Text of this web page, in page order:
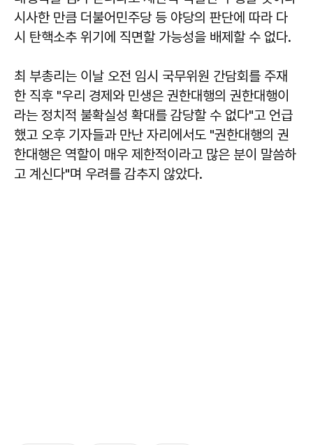
시사한 만큼 더불어민주당 등 야당의 판단에 따라 다
시 탄핵소추 위기에 직면할 가능성을 배제할 수 없다.
최 부총리는 이날 오전 임시 국무위원 간담회를 주재
한 직후 "우리 경제와 민생은 권한대행의 권한대행이
라는 정치적 불확실성 확대를 감당할 수 없다"고 언급
했고 오후 기자들과 만난 자리에서도 "권한대행의 권
한대행은 역할이 매우 제한적이라고 많은 분이 말씀하
고 계신다"며 우려를 감추지 않았다.